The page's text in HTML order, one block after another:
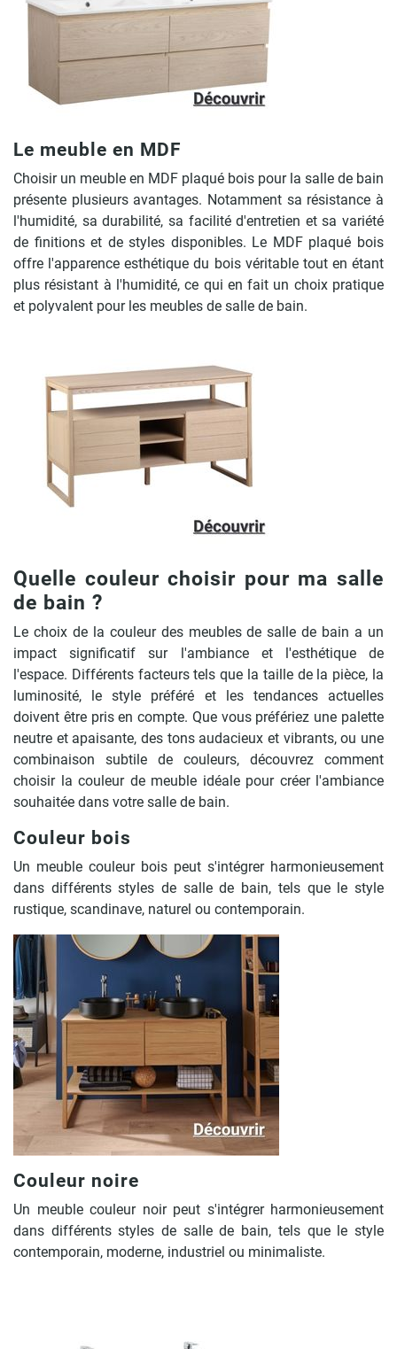
Le meuble en MDF
Choisir un meuble en MDF plaqué bois pour la salle de bain
présente plusieurs avantages. Notamment sa résistance à
l'humidité, sa durabilité, sa facilité d'entretien et sa variété
de finitions et de styles disponibles. Le MDF plaqué bois
offre l'apparence esthétique du bois véritable tout en étant
plus résistant à l'humidité, ce qui en fait un choix pratique
et polyvalent pour les meubles de salle de bain.
Quelle couleur choisir pour ma salle
de bain ?
Le choix de la couleur des meubles de salle de bain a un
impact significatif sur l'ambiance et l'esthétique de
l'espace. Différents facteurs tels que la taille de la pièce, la
luminosité, le style préféré et les tendances actuelles
doivent être pris en compte. Que vous préfériez une palette
neutre et apaisante, des tons audacieux et vibrants, ou une
combinaison subtile de couleurs, découvrez comment
choisir la couleur de meuble idéale pour créer l'ambiance
souhaitée dans votre salle de bain.
Couleur bois
Un meuble couleur bois peut s'intégrer harmonieusement
dans différents styles de salle de bain, tels que le style
rustique, scandinave, naturel ou contemporain.
Couleur noire
Un meuble couleur noir peut s'intégrer harmonieusement
dans différents styles de salle de bain, tels que le style
contemporain, moderne, industriel ou minimaliste.